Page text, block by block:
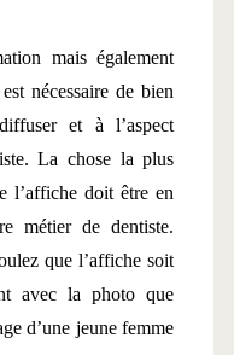
mais également
nécessaire de bien
et à l’aspect
La chose la plus
l’affiche doit être en
métier de dentiste.
que l’affiche soit
avec la photo que
d’une jeune femme